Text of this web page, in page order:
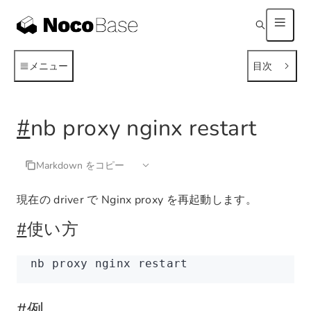
メニュー 目次
#nb proxy nginx restart
Markdown をコピー
現在の driver で Nginx proxy を再起動します。
#使い方
nb proxy nginx restart